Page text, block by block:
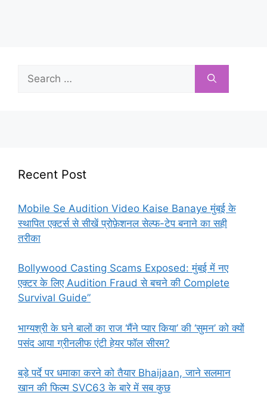
for:
Recent Post
Mobile Se Audition Video Kaise Banaye मुंबई के
स्थापित एक्टर्स से सीखें प्रोफ़ेशनल सेल्फ-टेप बनाने का सही
तरीका
Bollywood Casting Scams Exposed: मुंबई में नए
एक्टर के लिए Audition Fraud से बचने की Complete
Survival Guide”
भाग्यश्री के घने बालों का राज ‘मैंने प्यार किया’ की ‘सुमन’ को क्यों
पसंद आया ग्रीनलीफ एंटी हेयर फॉल सीरम?
बड़े पर्दे पर धमाका करने को तैयार Bhaijaan, जाने सलमान
खान की फिल्म SVC63 के बारे में सब कुछ